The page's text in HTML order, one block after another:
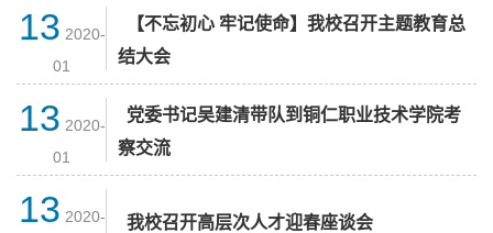
13 2020-
01
【不忘初心 牢记使命】我校召开主题教育总
结大会
13 2020-
01
党委书记吴建清带队到铜仁职业技术学院考
察交流
13 2020-
我校召开高层次人才迎春座谈会